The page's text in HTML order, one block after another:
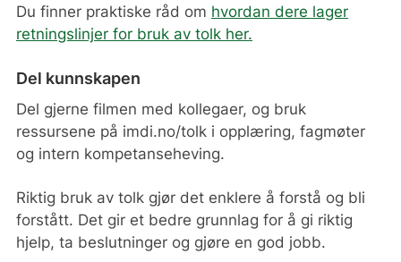
Du finner praktiske råd om hvordan dere lager
retningslinjer for bruk av tolk her.
Del kunnskapen
Del gjerne filmen med kollegaer, og bruk
ressursene på imdi.no/tolk i opplæring, fagmøter
og intern kompetanseheving.
Riktig bruk av tolk gjør det enklere å forstå og bli
forstått. Det gir et bedre grunnlag for å gi riktig
hjelp, ta beslutninger og gjøre en god jobb.